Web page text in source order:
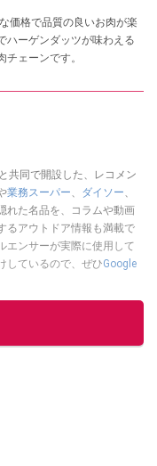
価格で品質の良いお肉が楽
ハーゲンダッツが味わえる
ェーンです。
共同で開設した、レコメン
業務スーパー ダイソー
れた名品を、コラムや動画
るアウトドア情報も満載で
エンサーが実際に使用して
しているので、ぜひGoogle